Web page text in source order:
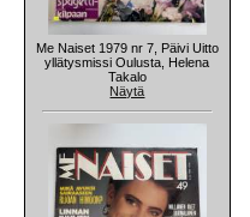
Me Naiset 1979 nr 7, Päivi Uitto
yllätysmissi Oulusta, Helena
Takalo
Näytä